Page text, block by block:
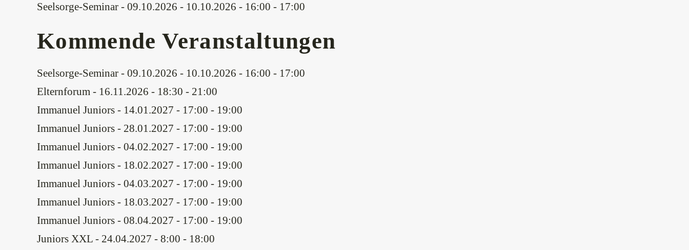
Seelsorge-Seminar - 09.10.2026 - 10.10.2026 - 16:00 - 17:00
Kommende Veranstaltungen
Seelsorge-Seminar - 09.10.2026 - 10.10.2026 - 16:00 - 17:00
Elternforum - 16.11.2026 - 18:30 - 21:00
Immanuel Juniors - 14.01.2027 - 17:00 - 19:00
Immanuel Juniors - 28.01.2027 - 17:00 - 19:00
Immanuel Juniors - 04.02.2027 - 17:00 - 19:00
Immanuel Juniors - 18.02.2027 - 17:00 - 19:00
Immanuel Juniors - 04.03.2027 - 17:00 - 19:00
Immanuel Juniors - 18.03.2027 - 17:00 - 19:00
Immanuel Juniors - 08.04.2027 - 17:00 - 19:00
Juniors XXL - 24.04.2027 - 8:00 - 18:00